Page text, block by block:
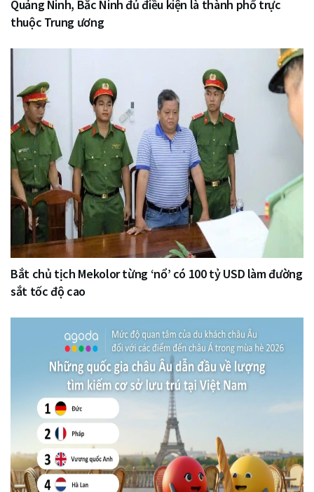
Quảng Ninh, Bắc Ninh đủ điều kiện là thành phố trực
thuộc Trung ương
Bắt chủ tịch Mekolor từng ‘nổ’ có 100 tỷ USD làm đường
sắt tốc độ cao